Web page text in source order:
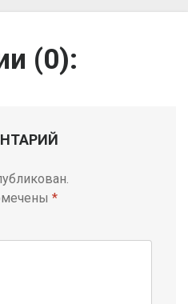
(0):
*